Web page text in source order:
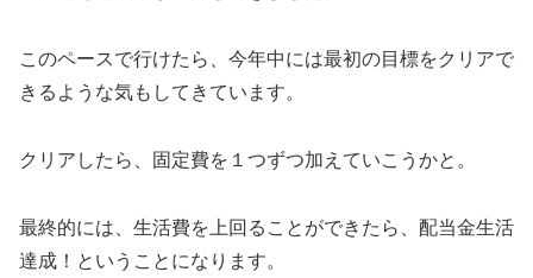
このペースで行けたら、今年中には最初の目標をクリアで
きるような気もしてきています。
クリアしたら、固定費を１つずつ加えていこうかと。
最終的には、生活費を上回ることができたら、配当金生活
達成！ということになります。